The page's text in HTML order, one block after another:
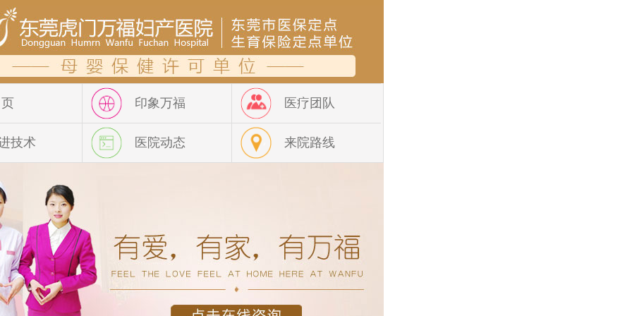
印象万福 医疗团队
技术 医院动态 来院路线